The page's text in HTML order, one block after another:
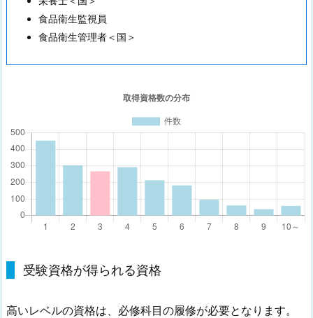
食品衛生監視員
食品衛生管理者＜国＞
受験資格が得られる資格
高いレベルの資格は、必修科目の履修が必要となります。